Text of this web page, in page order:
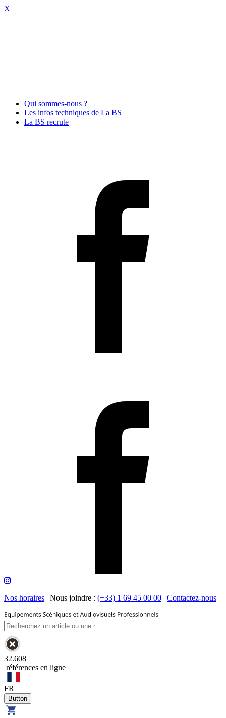
X
Qui sommes-nous ?
Les infos techniques de La BS
La BS recrute
Nos horaires | Nous joindre : (+33) 1 69 45 00 00 | Contactez-nous
32.608
références en ligne
FR